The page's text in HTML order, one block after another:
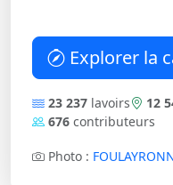
Explorer la
23 237 lavoirs 12
676 contributeurs
Photo :